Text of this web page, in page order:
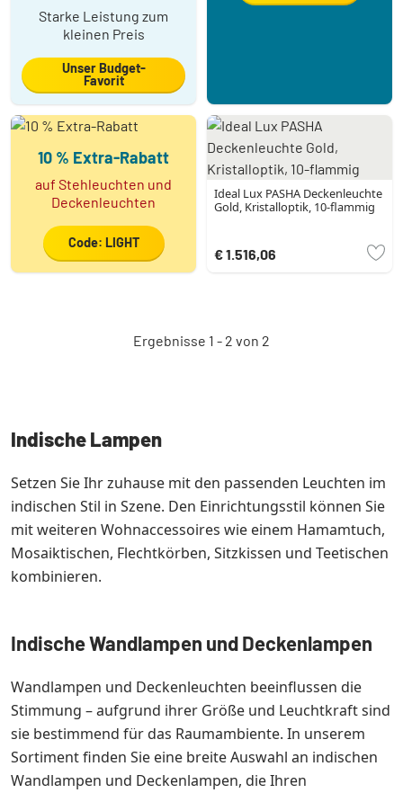
Starke Leistung zum
kleinen Preis
Unser Budget-
Favorit
10 % Extra-Rabatt
auf Stehleuchten und
Deckenleuchten
Code: LIGHT
Ideal Lux PASHA Deckenleuchte
Gold, Kristalloptik, 10-flammig
€ 1.516,06
Ergebnisse 1 - 2 von 2
Indische Lampen
Setzen Sie Ihr zuhause mit den passenden Leuchten im
indischen Stil in Szene. Den Einrichtungsstil können Sie
mit weiteren Wohnaccessoires wie einem Hamamtuch,
Mosaiktischen, Flechtkörben, Sitzkissen und Teetischen
kombinieren.
Indische Wandlampen und Deckenlampen
Wandlampen und Deckenleuchten beeinflussen die
Stimmung – aufgrund ihrer Größe und Leuchtkraft sind
sie bestimmend für das Raumambiente. In unserem
Sortiment finden Sie eine breite Auswahl an indischen
Wandlampen und Deckenlampen, die Ihren